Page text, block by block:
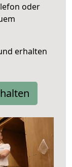
oder
erhalten